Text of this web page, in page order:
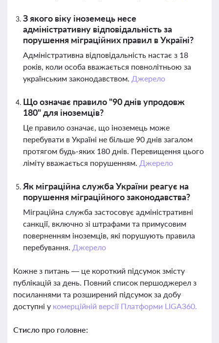
З якого віку іноземець несе
адміністративну відповідальність за
порушення міграційних правил в Україні?
Адміністративна відповідальність настає з 18
років, коли особа вважається повнолітньою за
українським законодавством. Джерело
Що означає правило "90 днів упродовж
180" для іноземців?
Це правило означає, що іноземець може
перебувати в Україні не більше 90 днів загалом
протягом будь-яких 180 днів. Перевищення цього
ліміту вважається порушенням. Джерело
Як міграційна служба України реагує на
порушення міграційного законодавства?
Міграційна служба застосовує адміністративні
санкції, включно зі штрафами та примусовим
поверненням іноземців, які порушують правила
перебування. Джерело
Кожне з питань — це короткий підсумок змісту
публікацій за день. Повний список першоджерел з
посиланнями та розширений підсумок за добу
доступні у комерційній версії Платформи LIGA360.
Стисло про головне: